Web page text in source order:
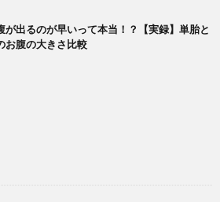
が出るのが早いって本当！？【実録】単胎と
お腹の大きさ比較